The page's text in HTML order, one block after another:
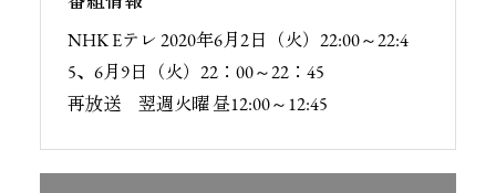
NHK Eテレ 2020年6月2日（火）22:00～22:4
5、6月9日（火）22：00～22：45
再放送 翌週火曜 昼12:00～12:45